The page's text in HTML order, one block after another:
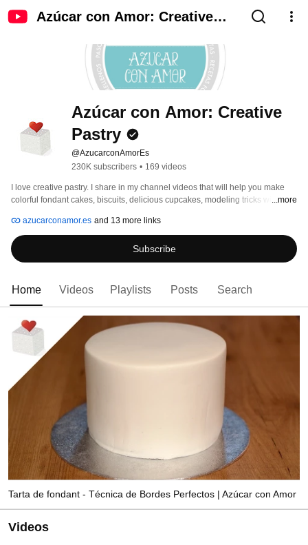
Azúcar con Amor: Creative
Azúcar con Amor: Creative
Pastry
@AzucarconAmorEs
230K subscribers • 169 videos
I love creative pastry. I share in my channel videos that will help you make
colorful fondant cakes, biscuits, delicious cupcakes, modeling tricks with ...more
azucarconamor.es and 13 more links
Subscribe
Home Videos Playlists Posts Search
Tarta de fondant - Técnica de Bordes Perfectos | Azúcar con Amor
Videos